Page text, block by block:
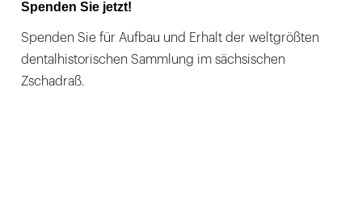
Spenden Sie jetzt!
Spenden Sie für Aufbau und Erhalt der weltgrößten
dentalhistorischen Sammlung im sächsischen
Zschadraß.